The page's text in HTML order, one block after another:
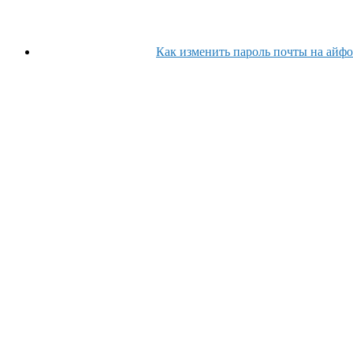
Как изменить пароль почты на